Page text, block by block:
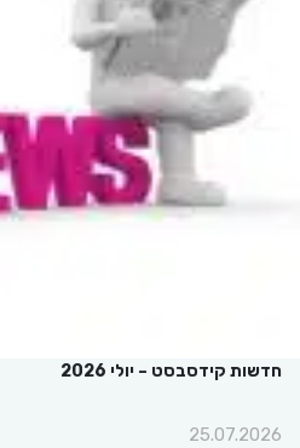
חדשות קידסבסט – יולי 2026
25.07.2026